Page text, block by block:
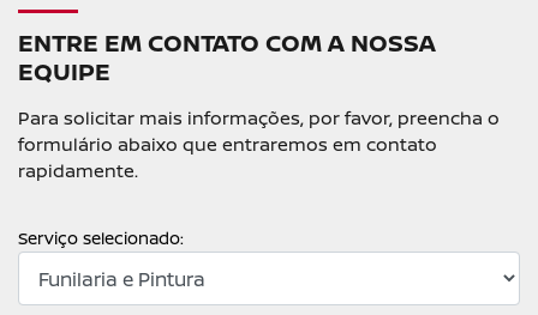
ENTRE EM CONTATO COM A NOSSA
EQUIPE
Para solicitar mais informações, por favor, preencha o
formulário abaixo que entraremos em contato
rapidamente.
Serviço selecionado: